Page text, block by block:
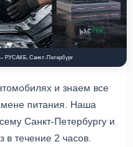
РУСАКБ, Санкт-Петербург
и знаем все
питания. Наша
Санкт-Петербургу и
в течение 2 часов.